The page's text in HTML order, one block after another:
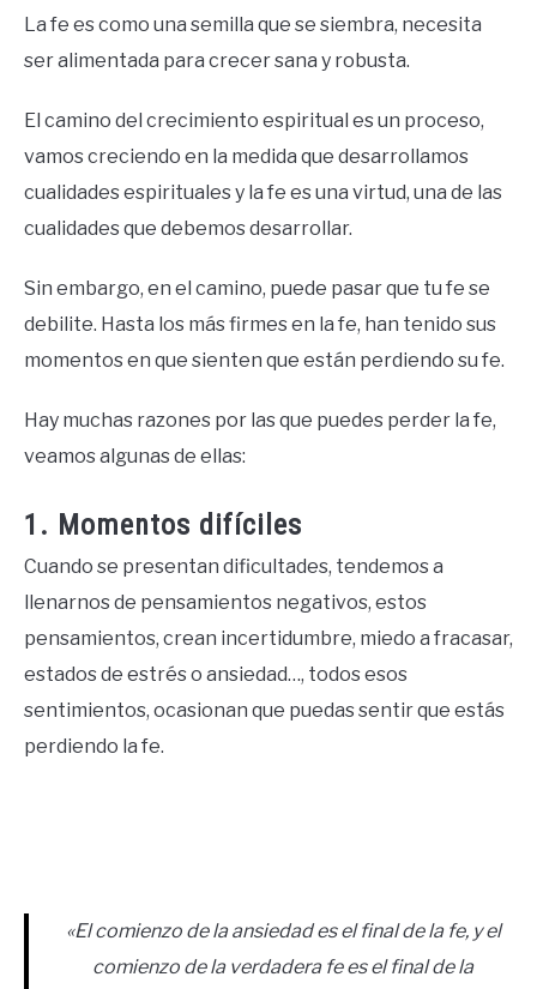
La fe es como una semilla que se siembra, necesita
ser alimentada para crecer sana y robusta.
El camino del crecimiento espiritual es un proceso,
vamos creciendo en la medida que desarrollamos
cualidades espirituales y la fe es una virtud, una de las
cualidades que debemos desarrollar.
Sin embargo, en el camino, puede pasar que tu fe se
debilite. Hasta los más firmes en la fe, han tenido sus
momentos en que sienten que están perdiendo su fe.
Hay muchas razones por las que puedes perder la fe,
veamos algunas de ellas:
1. Momentos difíciles
Cuando se presentan dificultades, tendemos a
llenarnos de pensamientos negativos, estos
pensamientos, crean incertidumbre, miedo a fracasar,
estados de estrés o ansiedad…, todos esos
sentimientos, ocasionan que puedas sentir que estás
perdiendo la fe.
«El comienzo de la ansiedad es el final de la fe, y el
comienzo de la verdadera fe es el final de la